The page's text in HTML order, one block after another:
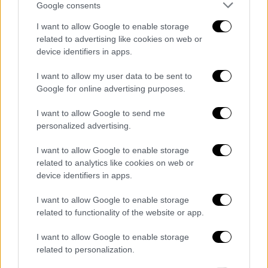
Google consents
I want to allow Google to enable storage
related to advertising like cookies on web or
device identifiers in apps.
I want to allow my user data to be sent to
Google for online advertising purposes.
I want to allow Google to send me
personalized advertising.
I want to allow Google to enable storage
related to analytics like cookies on web or
device identifiers in apps.
I want to allow Google to enable storage
related to functionality of the website or app.
I want to allow Google to enable storage
related to personalization.
Ο Ζουζέ Ακάσιου Σερερέ Σαβάντσι
κατηγορείται πως οργάνωσεδιαδηλώσεις
«αντιδημοκρατικού χαρακτήρα»στην
πρωτεύουσα, ιδίως μπροστά στο ξενοδοχείο
όπου έχει καταλύσει ο κεντροαριστερός
εκλεγμένος πρόεδρος Λουίς Ινάσιου Λούλα
Σύμφωνα με τη γενική εισαγγελία, ο Σερερέ
Σαβάντσι αξιοποίησε τη θέση του —είναι
ηγέτης της φυλής Σαβάντσι— για να
υποκινήσει αυτόχθονες και μη να
εναντίον του εκλεγμένου αρχηγού του
κράτους και μελών του ομοσπονδιακού
Ανωτάτου Δικαστηρίου.